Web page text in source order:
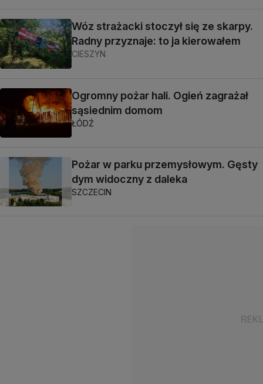
Wóz strażacki stoczył się ze skarpy.
Radny przyznaje: to ja kierowałem
CIESZYN
Ogromny pożar hali. Ogień zagrażał
sąsiednim domom
ŁÓDŹ
Pożar w parku przemysłowym. Gęsty
dym widoczny z daleka
SZCZECIN